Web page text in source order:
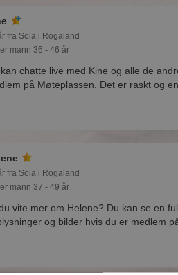
fra Sola i Rogaland
mann 36 - 46 år
chatte live med Kine og alle de
på Møteplassen. Det er raskt og
fra Sola i Rogaland
mann 37 - 49 år
vite mer om Helene? Du kan se en
og bilder hvis du er medlem